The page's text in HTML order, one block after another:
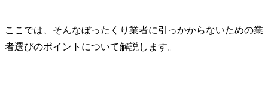
ここでは、そんなぼったくり業者に引っかからないための業
者選びのポイントについて解説します。